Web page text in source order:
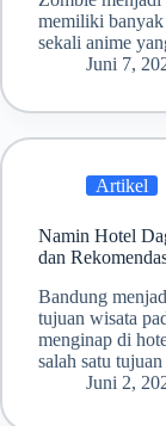
memiliki
sekali anime
Juni 7,
Artikel
Namin Hotel
dan
Bandung
tujuan wisata
menginap di
salah satu
Juni 2,